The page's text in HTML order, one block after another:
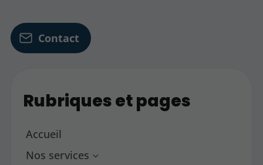
Contact
Rubriques et pages
Accueil
Nos services